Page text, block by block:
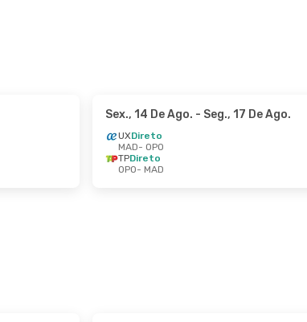
Sex., 14 De Ago. - Seg., 17 De Ago.
UXDireto
MAD- OPO
TPDireto
OPO- MAD